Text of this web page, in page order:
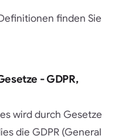
finden Sie
- GDPR,
wird durch Gesetze
die GDPR (General